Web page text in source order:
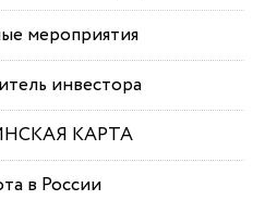
мероприятия
инвестора
КАРТА
в России